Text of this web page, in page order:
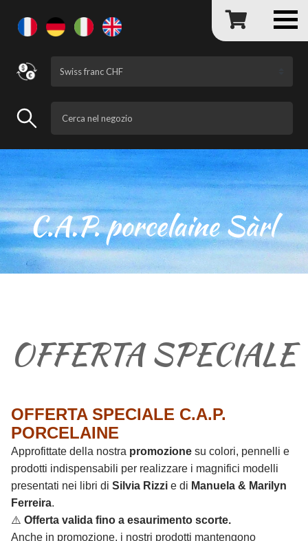
OFFERTA SPECIALE
OFFERTA SPECIALE C.A.P.
PORCELAINE
Approfittate della nostra promozione su colori, pennelli e
prodotti indispensabili per realizzare i magnifici modelli
presentati nei libri di Silvia Rizzi e di Manuela & Marilyn
Ferreira.
⚠️ Offerta valida fino a esaurimento scorte.
Anche in promozione, i nostri prodotti mantengono